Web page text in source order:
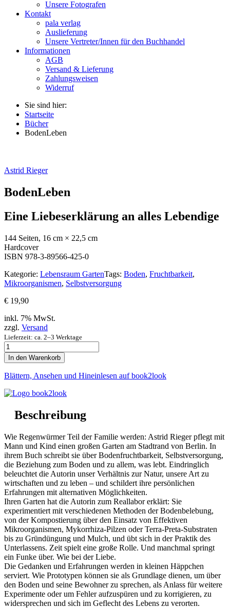
Unsere Fotografen
Kontakt
pala verlag
Auslieferung
Unsere Vertreter/Innen für den Buchhandel
Informationen
AGB
Versand & Lieferung
Zahlungsweisen
Widerruf
Sie sind hier:
Startseite
Bücher
BodenLeben
Astrid Rieger
BodenLeben
Eine Liebeserklärung an alles Lebendige
144 Seiten, 16 cm × 22,5 cm
Hardcover
ISBN 978-3-89566-425-0
Kategorie: Lebensraum GartenTags: Boden, Fruchtbarkeit,
Mikroorganismen, Selbstversorgung
€ 19,90
inkl. 7% MwSt.
zzgl. Versand
Lieferzeit: ca. 2–3 Werktage
BodenLeben
Menge
In den Warenkorb
Blättern, Ansehen und Hineinlesen auf book2look
Beschreibung
Wie Regenwürmer Teil der Familie werden: Astrid Rieger pflegt mit
Mann und Kind einen großen Garten am Stadtrand von Berlin. In
ihrem Buch schreibt sie über Bodenfruchtbarkeit, Selbstversorgung,
die Beziehung zum Boden und zu allem, was lebt. Eindringlich
beleuchtet die Autorin unser Verhältnis zur Natur, unsere Art zu
wirtschaften und zu leben – und schildert ihre persönlichen
Erfahrungen mit alternativen Möglichkeiten.
Ihren Garten hat die Autorin zum Reallabor erklärt: Sie
experimentiert mit verschiedenen Methoden der Bodenbelebung,
von der Kompostierung über den Einsatz von Effektiven
Mikroorganismen, Mykorrhiza-Pilzen oder Terra-Preta-Substraten
bis zu Gründüngung und Mulch, und übt sich in der Praktik des
Unterlassens. Zeit spielt eine große Rolle. Und manchmal springt
ein Funke über. Wie bei der Liebe.
Die Gedanken und Erfahrungen werden in kleinen Häppchen
serviert. Wie Prototypen können sie als Grundlage dienen, um über
den Boden und seine Bewohner zu sprechen, als Anlass für weitere
Experimente oder um Fehler aufzuspüren und zu korrigieren, zu
widersprechen und sich im Geflecht des Lebens zu verorten.